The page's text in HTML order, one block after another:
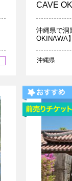
CAVE
沖縄県で洞
OKINAWA
沖縄県